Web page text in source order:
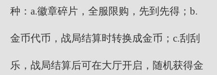
种：a.徽章碎片，全服限购，先到先得；b.
金币代币，战局结算时转换成金币；c.刮刮
乐，战局结算后可在大厅开启，随机获得金